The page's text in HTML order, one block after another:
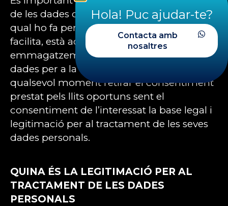
de les dades que aporta i la finalitat per la
qual ho fa perquè al moment que les
facilita, està acceptant que recopilem,
emmagatzemem i utilitzem aquestes
dades per a la finalitat requerida, podent a
qualsevol moment retirar el consentiment
prestat pels llits oportuns sent el
consentiment de l’interessat la base legal i
legitimació per al tractament de les seves
dades personals.
QUINA ÉS LA LEGITIMACIÓ PER AL
TRACTAMENT DE LES DADES
PERSONALS
Hola! Puc ajudar-te?
Contacta amb
nosaltres